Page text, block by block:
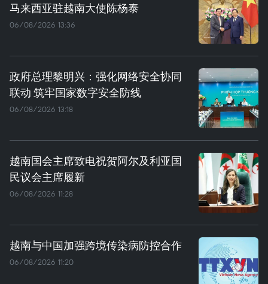
马来西亚驻越南大使陈杨泰
06/08/2026 13:36
政府总理黎明兴：强化网络安全协同
联动 筑牢国家数字安全防线
06/08/2026 13:18
越南国会主席致电祝贺阿尔及利亚国
民议会主席履新
06/08/2026 11:28
越南与中国加强跨境传染病防控合作
06/08/2026 11:20